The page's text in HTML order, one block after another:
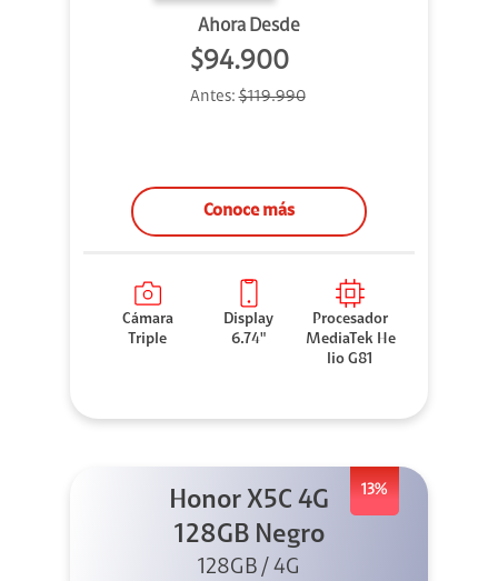
Ahora Desde
$94.900
Antes:$119.990
Conoce más
Cámara
Triple
Display
6.74"
Procesador
MediaTek He
lio G81
13%
Honor X5C 4G
128GB Negro
128GB / 4G